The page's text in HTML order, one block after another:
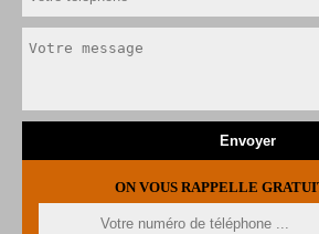
ON VOUS RAPPELLE